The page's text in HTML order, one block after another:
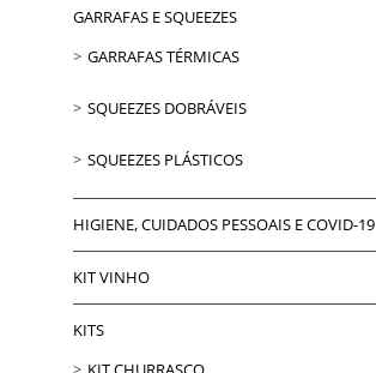
GARRAFAS E SQUEEZES
GARRAFAS TÉRMICAS
SQUEEZES DOBRÁVEIS
SQUEEZES PLÁSTICOS
HIGIENE, CUIDADOS PESSOAIS E COVID-19
KIT VINHO
KITS